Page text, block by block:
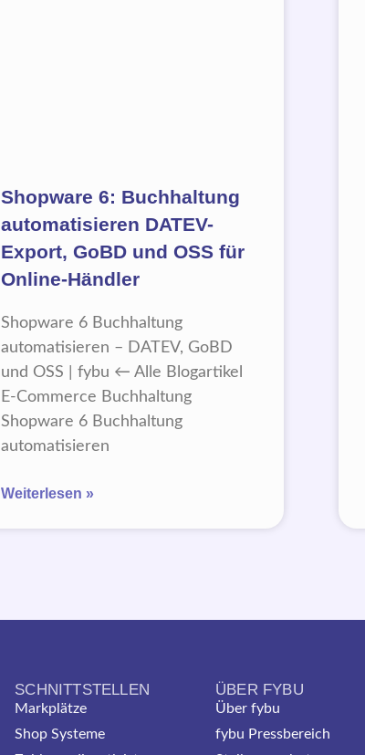
Shopware 6: Buchhaltung
automatisieren DATEV-
Export, GoBD und OSS für
Online-Händler
Shopware 6 Buchhaltung
automatisieren – DATEV, GoBD
und OSS | fybu ← Alle Blogartikel
E-Commerce Buchhaltung
Shopware 6 Buchhaltung
automatisieren
Weiterlesen »
SCHNITTSTELLEN
Markplätze
Shop Systeme
ÜBER FYBU
Über fybu
fybu Pressbereich